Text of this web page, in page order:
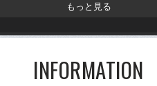
もっと見る
INFORMATION